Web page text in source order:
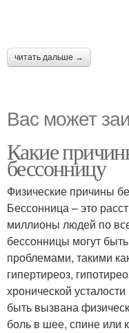
читать дальше →
Вас может
Какие
бессонницу
Физические причины
Бессонница – это
миллионы людей по
бессонницы могут
проблемами, такими
гипертиреоз,
хронической
быть вызвана
боль в шее, спине или